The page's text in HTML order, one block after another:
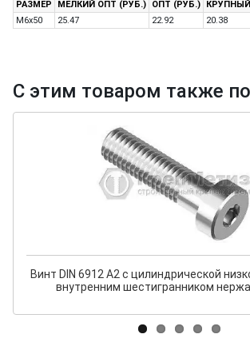
РАЗМЕР МЕЛКИЙ ОПТ (РУБ.) ОПТ (РУБ.)
M6x50
25.47 22.92 20.38
С этим товаром также
Винт DIN 6912 А2 с цилиндрической
внутренним шестигранником